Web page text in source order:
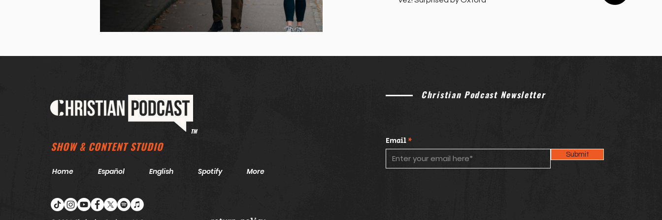
TM
SHOW & CONTENT STUDIO
Home Español English Spotify More
Christian Podcast Newsletter
Email
Submit